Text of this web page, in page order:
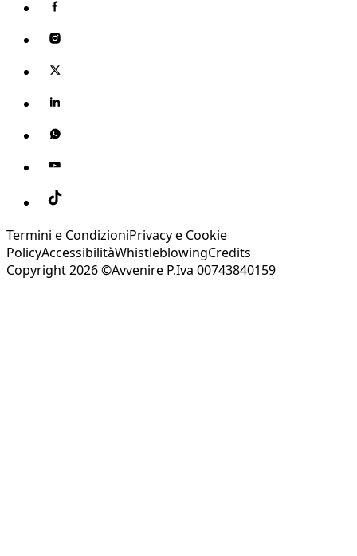
Termini e CondizioniPrivacy e Cookie
PolicyAccessibilitàWhistleblowingCredits
Copyright 2026 ©Avvenire P.Iva 00743840159